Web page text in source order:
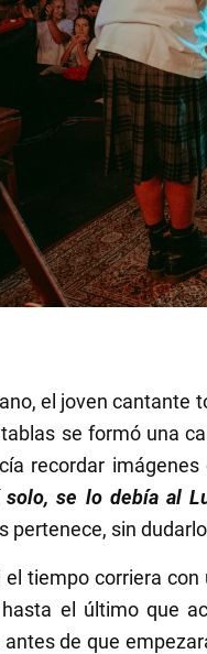
el joven cantante
se formó una
recordar
solo, se lo debía al
pertenece, sin
el tiempo corriera
el último que
de que